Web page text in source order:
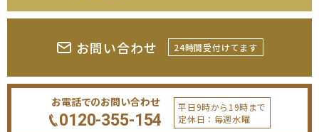
お問い合わせ 24時間受付けてます
お電話でのお問い合わせ
0120-355-154
平日9時から19時まで
定休日：毎週水曜